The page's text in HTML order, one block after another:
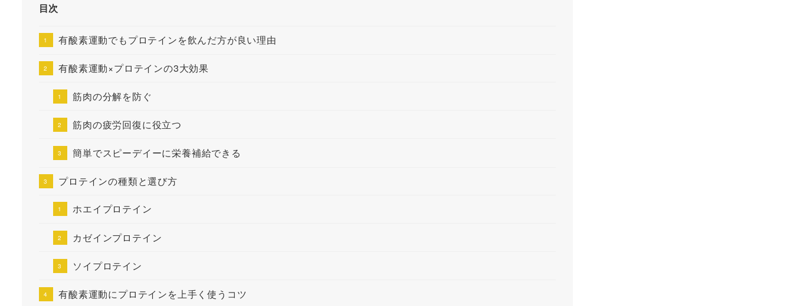
目次
有酸素運動でもプロテインを飲んだ方が良い理由
有酸素運動×プロテインの3大効果
筋肉の分解を防ぐ
筋肉の疲労回復に役立つ
簡単でスピーデイーに栄養補給できる
プロテインの種類と選び方
ホエイプロテイン
カゼインプロテイン
ソイプロテイン
有酸素運動にプロテインを上手く使うコツ